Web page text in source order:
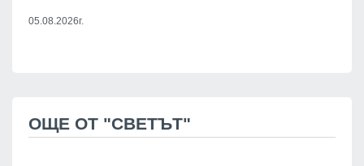
05.08.2026г.
ОЩЕ ОТ "СВЕТЪТ"